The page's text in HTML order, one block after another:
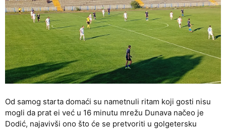
Od samog starta domaći su nametnuli ritam koji gosti nisu
mogli da prat ei već u 16 minutu mrežu Dunava načeo je
Dodić, najavivši ono što će se pretvoriti u golgetersku